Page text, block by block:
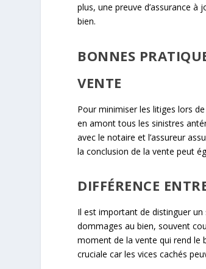
plus, une preuve d’assurance
bien.
BONNES
VENTE
Pour minimiser les litiges lors
en amont tous les sinistres
avec le notaire et l’assureur
la conclusion de la vente peut
DIFFÉRENCE
Il est important de distinguer un
dommages au bien, souvent
moment de la vente qui rend le
cruciale car les vices cachés